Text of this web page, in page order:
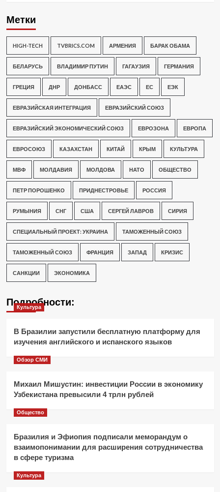
Метки
HIGH-TECH TVBRICS.COM АРМЕНИЯ БАРАК ОБАМА
БЕЛАРУСЬ ВЛАДИМИР ПУТИН ГАГАУЗИЯ ГЕРМАНИЯ
ГРЕЦИЯ ДНР ДОНБАСС ЕАЭС ЕС ЕЭК
ЕВРАЗИЙСКАЯ ИНТЕГРАЦИЯ ЕВРАЗИЙСКИЙ СОЮЗ
ЕВРАЗИЙСКИЙ ЭКОНОМИЧЕСКИЙ СОЮЗ ЕВРОЗОНА ЕВРОПА
ЕВРОСОЮЗ КАЗАХСТАН КИТАЙ КРЫМ КУЛЬТУРА
МВФ МОЛДАВИЯ МОЛДОВА НАТО ОБЩЕСТВО
ПЕТР ПОРОШЕНКО ПРИДНЕСТРОВЬЕ РОССИЯ
РУМЫНИЯ СНГ США СЕРГЕЙ ЛАВРОВ СИРИЯ
СПЕЦИАЛЬНЫЙ ПРОЕКТ: УКРАИНА ТАМОЖЕННЫЙ СОЮЗ
ТАМОЖЕННЫЙ СОЮЗ ФРАНЦИЯ ЗАПАД КРИЗИС
САНКЦИИ ЭКОНОМИКА
Подробности:
Культура
В Бразилии запустили бесплатную платформу для
изучения английского и испанского языков
Обзор СМИ
Михаил Мишустин: инвестиции России в экономику
Узбекистана превысили 4 трлн рублей
Общество
Бразилия и Эфиопия подписали меморандум о
взаимопонимании для расширения сотрудничества
в сфере туризма
Культура